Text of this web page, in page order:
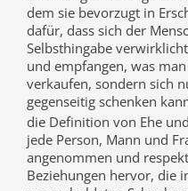
dem sie bevorzugt in
dafür, dass sich der
Selbsthingabe
und empfangen, was
verkaufen, sondern sich
gegenseitig schenken
die Definition von Ehe
jede Person, Mann und
angenommen und
Beziehungen hervor, die